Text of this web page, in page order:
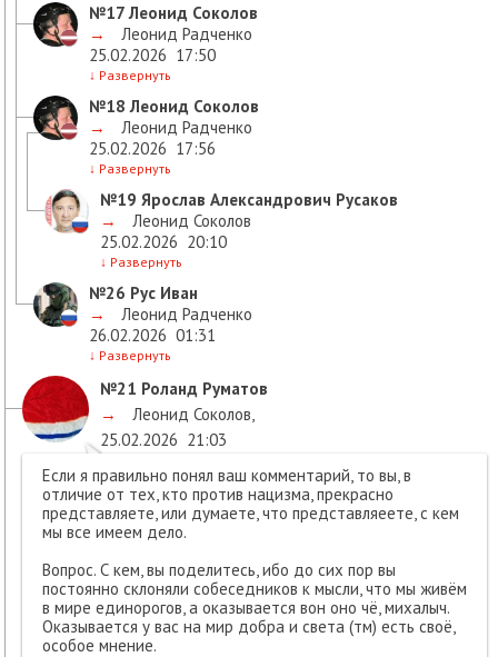
№17Леонид Соколов
→
Леонид Радченко
25.02.2026 17:50
↓ Развернуть
№18 Леонид Соколов
→
Леонид Радченко
25.02.2026 17:56
↓ Развернуть
№19 Ярослав Александрович Русаков
→
Леонид Соколов
25.02.2026 20:10
↓ Развернуть
№26 Рус Иван
→
Леонид Радченко
26.02.2026 01:31
↓ Развернуть
№21 Роланд Руматов
→
Леонид Соколов
25.02.2026 21:03
Если я правильно понял ваш комментарий, то вы, в
отличие от тех, кто против нацизма, прекрасно
представляете, или думаете, что представляеете, с кем
мы все имеем дело.
Вопрос. С кем, вы поделитесь, ибо до сих пор вы
постоянно склоняли собеседников к мысли, что мы живём
в мире единорогов, а оказывается вон оно чё, михалыч.
Оказывается у вас на мир добра и света (тм) есть своё,
особое мнение.